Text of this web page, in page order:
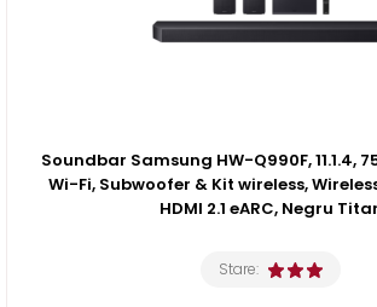
Soundbar Samsung HW-Q990F, 11.1.4,
Wi-Fi, Subwoofer & Kit wireless,
HDMI 2.1 eARC, Negru
Stare: